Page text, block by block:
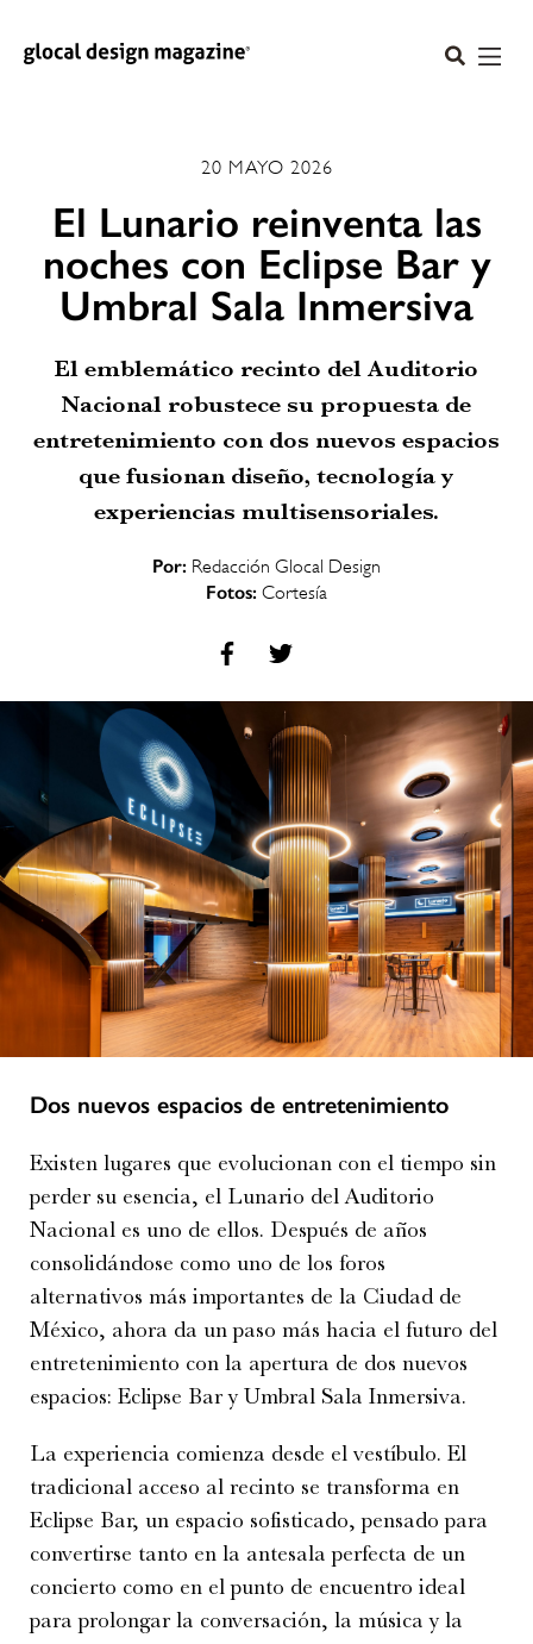
20 MAYO 2026
El Lunario reinventa las
noches con Eclipse Bar y
Umbral Sala Inmersiva
El emblemático recinto del Auditorio
Nacional robustece su propuesta de
entretenimiento con dos nuevos espacios
que fusionan diseño, tecnología y
experiencias multisensoriales.
Por: Redacción Glocal Design
Fotos: Cortesía
Dos nuevos espacios de entretenimiento
Existen lugares que evolucionan con el tiempo sin
perder su esencia, el Lunario del Auditorio
Nacional es uno de ellos. Después de años
consolidándose como uno de los foros
alternativos más importantes de la Ciudad de
México, ahora da un paso más hacia el futuro del
entretenimiento con la apertura de dos nuevos
espacios: Eclipse Bar y Umbral Sala Inmersiva.
La experiencia comienza desde el vestíbulo. El
tradicional acceso al recinto se transforma en
Eclipse Bar, un espacio sofisticado, pensado para
convertirse tanto en la antesala perfecta de un
concierto como en el punto de encuentro ideal
para prolongar la conversación, la música y la